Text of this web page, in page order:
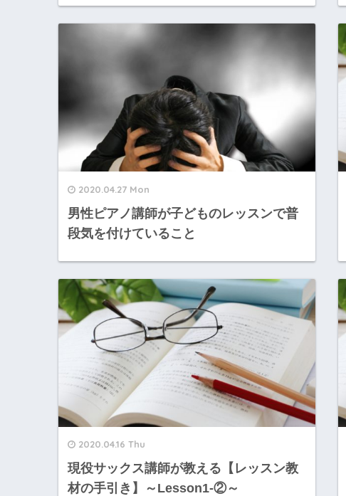
2020.04.27 Mon
男性ピアノ講師が子どものレッスンで普
段気を付けていること
2020.04.16 Thu
現役サックス講師が教える【レッスン教
材の手引き】～Lesson1-②～